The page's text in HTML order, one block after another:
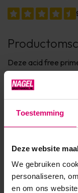
Toestemming
Deze website
We gebruiken
personaliseren,
en om ons
Deze acid free
kunstnagel
Gebruik: Zuinig en
nagels. Goed laten
EAN